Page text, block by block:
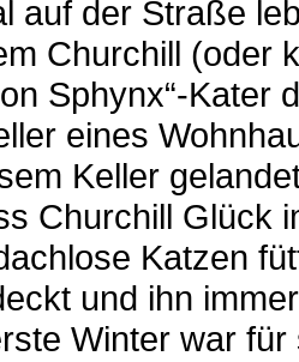
auf der Straße
Churchill (oder
Sphynx“-
eines
Keller
Churchill Glück
Katzen
und ihn
Winter war